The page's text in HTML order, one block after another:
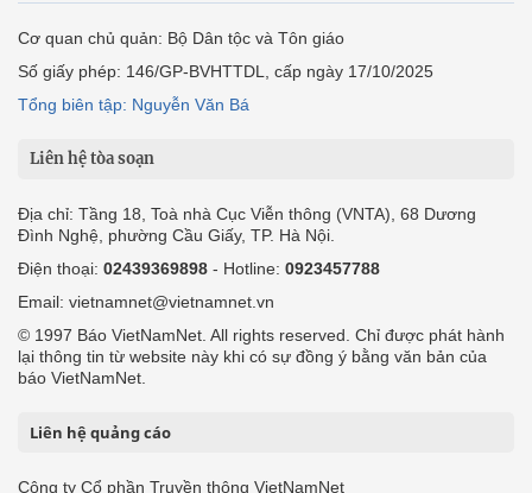
Cơ quan chủ quản: Bộ Dân tộc và Tôn giáo
Số giấy phép: 146/GP-BVHTTDL, cấp ngày 17/10/2025
Tổng biên tập: Nguyễn Văn Bá
Liên hệ tòa soạn
Địa chỉ: Tầng 18, Toà nhà Cục Viễn thông (VNTA), 68 Dương
Đình Nghệ, phường Cầu Giấy, TP. Hà Nội.
Điện thoại: 02439369898 - Hotline: 0923457788
Email: vietnamnet@vietnamnet.vn
© 1997 Báo VietNamNet. All rights reserved. Chỉ được phát hành
lại thông tin từ website này khi có sự đồng ý bằng văn bản của
báo VietNamNet.
Liên hệ quảng cáo
Công ty Cổ phần Truyền thông VietNamNet